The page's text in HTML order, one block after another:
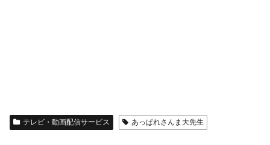
テレビ・動画配信サービス あっぱれさんま大先生